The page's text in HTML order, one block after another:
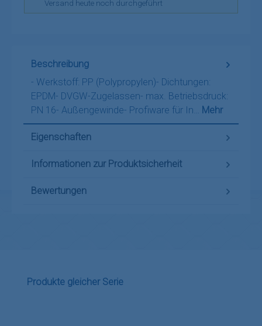
Versand heute noch durchgeführt
Beschreibung
- Werkstoff: PP (Polypropylen)- Dichtungen:
EPDM- DVGW-Zugelassen- max. Betriebsdruck:
PN 16- Außengewinde- Profiware für In… Mehr
Eigenschaften
Informationen zur Produktsicherheit
Bewertungen
Produktgalerie überspringen
Produkte gleicher Serie